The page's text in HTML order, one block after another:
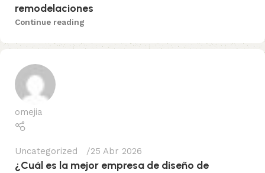
remodelaciones
Continue reading
omejia
Uncategorized 25 Abr 2026
¿Cuál es la mejor empresa de diseño de